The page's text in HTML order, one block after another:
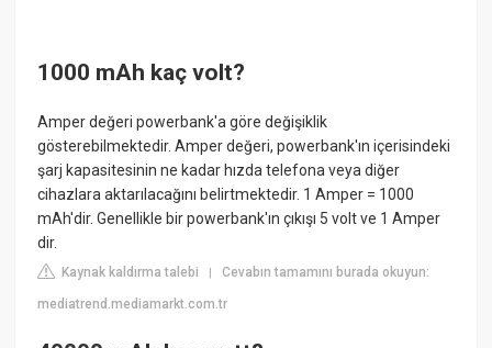
1000 mAh kaç volt?
Amper değeri powerbank'a göre değişiklik
gösterebilmektedir. Amper değeri, powerbank'ın içerisindeki
şarj kapasitesinin ne kadar hızda telefona veya diğer
cihazlara aktarılacağını belirtmektedir. 1 Amper = 1000
mAh'dir. Genellikle bir powerbank'ın çıkışı 5 volt ve 1 Amper
dir.
Kaynak kaldırma talebi |Cevabın tamamını burada okuyun:
mediatrend.mediamarkt.com.tr